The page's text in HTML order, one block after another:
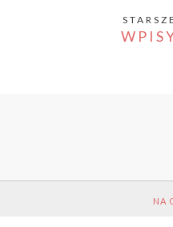
STARSZE
NA